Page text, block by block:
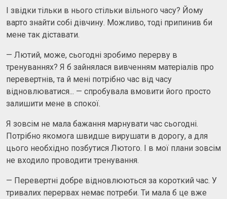
І звідки тільки в нього стільки вільного часу? Йому
варто знайти собі дівчину. Можливо, тоді припинив би
мене так діставати.
— Лютий, може, сьогодні зробимо перерву в
тренуваннях? Я б зайнялася вивченням матеріалів про
перевертнів, та й мені потрібно час від часу
відновлюватися... — спробувала вмовити його просто
залишити мене в спокої.
Я зовсім не мала бажання марнувати час сьогодні.
Потрібно якомога швидше вирушати в дорогу, а для
цього необхідно позбутися Лютого. І в мої плани зовсім
не входило проводити тренування.
— Перевертні добре відновлюються за короткий час. У
тривалих перервах немає потреби. Ти мала б це вже